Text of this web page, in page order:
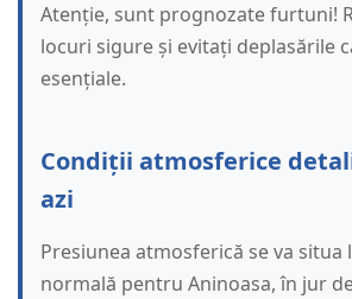
Atenție, sunt prognozate furtuni!
locuri sigure și evitați deplasările
esențiale.
Condiții atmosferice
azi
Presiunea atmosferică se va situa
normală pentru Aninoasa, în jur